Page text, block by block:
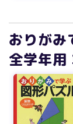
おりがみ
全学年用